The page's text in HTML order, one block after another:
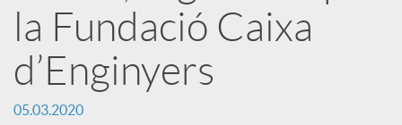
i
c
la Fundació Caixa
d’Enginyers
05.03.2020